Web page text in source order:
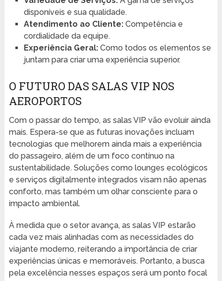
disponíveis e sua qualidade.
Atendimento ao Cliente:Competência e
cordialidade da equipe.
Experiência Geral:Como todos os elementos se
juntam para criar uma experiência superior.
O FUTURO DAS SALAS VIP NOS
AEROPORTOS
Com o passar do tempo, as salas VIP vão evoluir ainda
mais. Espera-se que as futuras inovações incluam
tecnologias que melhorem ainda mais a experiência
do passageiro, além de um foco contínuo na
sustentabilidade. Soluções como lounges ecológicos
e serviços digitalmente integrados visam não apenas
conforto, mas também um olhar consciente para o
impacto ambiental.
À medida que o setor avança, as salas VIP estarão
cada vez mais alinhadas com as necessidades do
viajante moderno, reiterando a importância de criar
experiências únicas e memoráveis. Portanto, a busca
pela excelência nesses espaços será um ponto focal